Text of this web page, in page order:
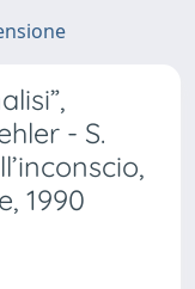
- S.
1990